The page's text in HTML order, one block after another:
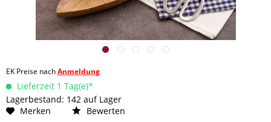
EK Preise nachAnmeldung
Lieferzeit 1 Tag(e)*
Lagerbestand: 142 auf Lager
Merken
Bewerten